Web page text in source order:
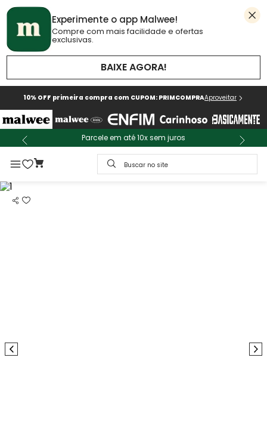
Experimente o app Malwee!
Compre com mais facilidade e ofertas
exclusivas.
BAIXE AGORA!
10% OFF primeira compra com CUPOM: PRIMCOMPRAAproveitar
Parcele em até 10x sem juros
Buscar no site